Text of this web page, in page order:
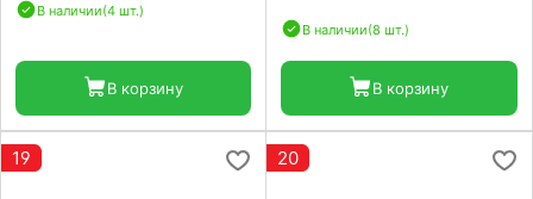
В наличии(4 шт.)
В корзину
В наличии(8 шт.)
В корзину
19 20